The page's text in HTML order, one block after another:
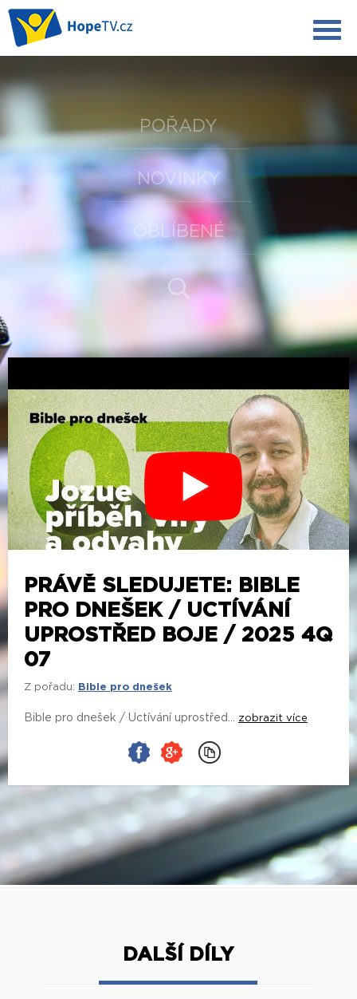
POŘADY
NOVINKY
OBLÍBENÉ
PRÁVĚ SLEDUJETE: BIBLE
PRO DNEŠEK / UCTÍVÁNÍ
UPROSTŘED BOJE / 2025 4Q
07
Z pořadu: Bible pro dnešek
Bible pro dnešek / Uctívání uprostřed... zobrazit více
DALŠÍ DÍLY